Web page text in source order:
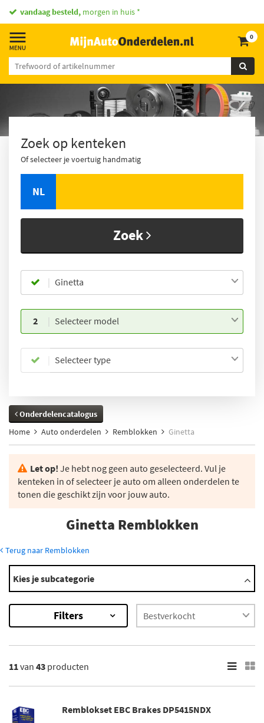
vandaag besteld, morgen in huis *
0
Zoek op kenteken
Of selecteer je voertuig handmatig
NL
Zoek
Ginetta
2 Selecteer model
Selecteer type
Onderdelencatalogus
Home
Auto onderdelen Remblokken Ginetta
Let op! Je hebt nog geen auto geselecteerd. Vul je
kenteken in of selecteer je auto om alleen onderdelen te
tonen die geschikt zijn voor jouw auto.
Ginetta Remblokken
Terug naar Remblokken
Modellen
G15
G21
G32
G33
×
43Resultaten
Kies je subcategorie
Filters
11van 43 producten
Remblokset EBC Brakes DP5415NDX